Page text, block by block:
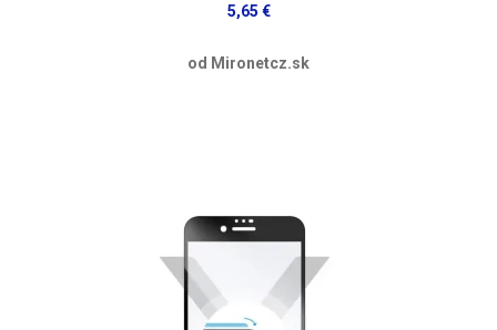
5,65 €
od Mironetcz.sk